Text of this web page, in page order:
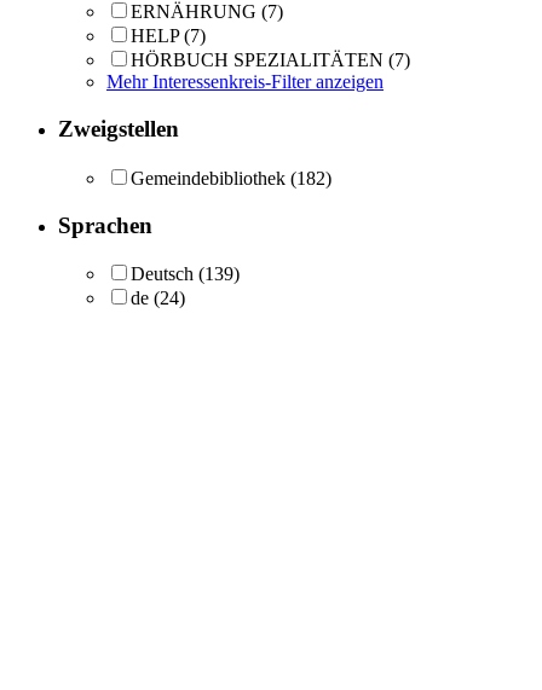
ERNÄHRUNG (7)
HELP (7)
HÖRBUCH SPEZIALITÄTEN (7)
Mehr Interessenkreis-Filter anzeigen
Zweigstellen
Gemeindebibliothek (182)
Sprachen
Deutsch (139)
de (24)